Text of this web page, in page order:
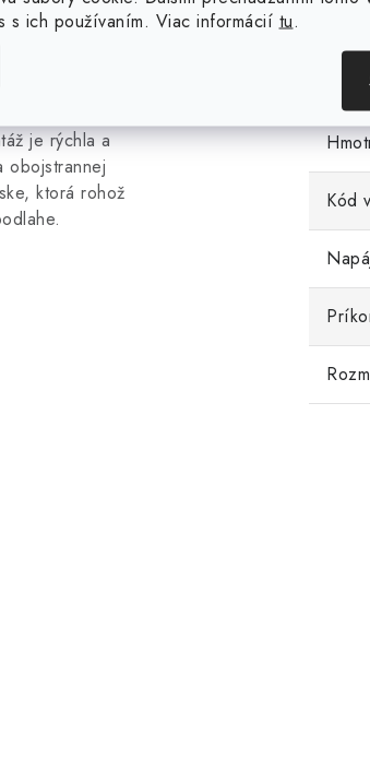
s ich používaním. Viac informácií tu.
líšia len v
Rohož sa
rozvíja ako
vykurovacích
je rýchla a
obojstrannej
ktorá rohož
Kód